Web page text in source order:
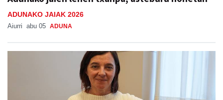
ADUNAKO JAIAK 2026
Aiurri abu 05 ADUNA